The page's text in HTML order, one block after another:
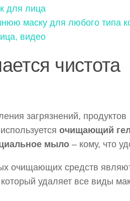
для лица
маску для любого типа
видео
чистота
загрязнений, продуктов
очищающий
мыло – кому, что
очищающих средств
удаляет все виды